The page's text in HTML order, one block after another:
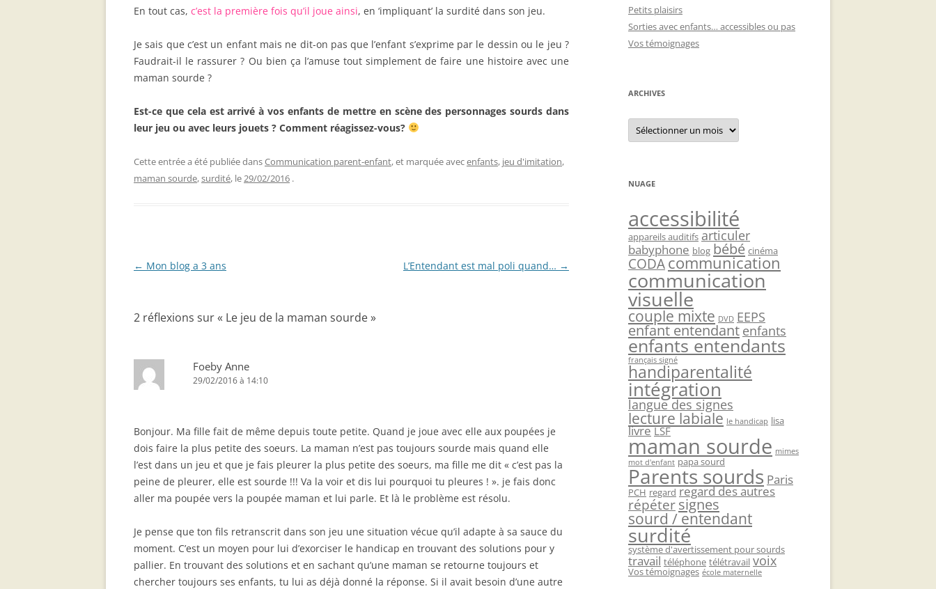
En tout cas, c’est la première fois qu’il joue ainsi, en ‘impliquant’ la surdité dans son jeu.
Je sais que c’est un enfant mais ne dit-on pas que l’enfant s’exprime par le dessin ou le jeu ?
Faudrait-il le rassurer ? Ou bien ça l’amuse tout simplement de faire une histoire avec une
maman sourde ?
Est-ce que cela est arrivé à vos enfants de mettre en scène des personnages sourds dans
leur jeu ou avec leurs jouets ? Comment réagissez-vous?
Cette entrée a été publiée dansCommunication parent-enfant, et marquée avecenfants, jeu d'imitation,
maman sourde,surdité, le29/02/2016 .
Navigation
← Mon blog a 3 ans L’Entendant est mal poli quand… →
2 réflexions sur « Le jeu de la maman sourde»
Foeby Anne
29/02/2016 à 14:10
Bonjour. Ma fille fait de même depuis toute petite. Quand je joue avec elle aux poupées je
dois faire la plus petite des soeurs. La maman n’est pas toujours sourde mais quand elle
l’est dans un jeu et que je fais pleurer la plus petite des soeurs, ma fille me dit « c’est pas la
peine de pleurer, elle est sourde !!! Va la voir et dis lui pourquoi tu pleures ! ». je fais donc
aller ma poupée vers la poupée maman et lui parle. Et là le problème est résolu.
Je pense que ton fils retranscrit dans son jeu une situation vécue qu’il adapte à sa sauce du
moment. C’est un moyen pour lui d’exorciser le handicap en trouvant des solutions pour y
pallier. En trouvant des solutions et en sachant qu’une maman se retourne toujours et
chercher toujours ses enfants, tu lui as déjà donné la réponse. Si il avait besoin d’une autre
Petits plaisirs
Sorties avec enfants… accessibles ou pas
Vos témoignages
ARCHIVES
Archives
NUAGE
accessibilité
appareils auditifs articuler
babyphone blog bébé cinéma
CODAcommunication
communication
visuelle
couple mixte DVD EEPS
enfant entendant enfants
enfants entendants
français signé
handiparentalité
intégration
langue des signes
lecture labiale le handicap lisa
livre LSF
maman sourde mimes
mot d'enfant papa sourd
Parents sourds Paris
PCH regard regard des autres
répétersignes
sourd / entendant
surdité
système d'avertissement pour sourds
travail téléphone télétravail voix
Vos témoignages école maternelle